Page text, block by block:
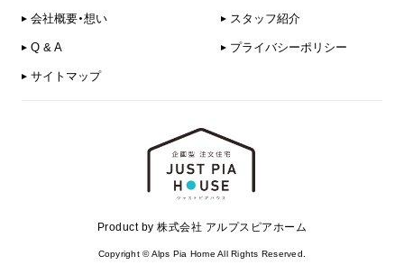
会社概要・想い スタッフ紹介
Q & A プライバシーポリシー
サイトマップ
Product by 株式会社 アルプスピアホーム
Copyright © Alps Pia Home All Rights Reserved.